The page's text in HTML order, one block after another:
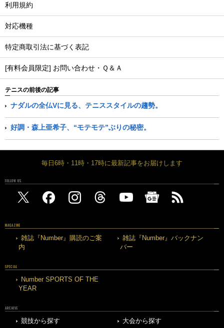
利用規約
対応機種
特定商取引法に基づく表記
[有料会員限定] お問い合わせ・Ｑ＆Ａ
テニスの前後の記事
ナダルの全仏Vに見る、テニススタイルの趨勢。
好調・森上亜希子、“モテモテ”ぶりの秘密。
毎日6時・11時・17時に最新記事をお届けします
FOLLOW US
MAGAZINE
雑誌『Number』購読のご案
内
雑誌『Number』バックナン
バー
SPECIAL
Number SPORTS OF THE
YEAR
ARCHIVE
競技から探す
大会から探す